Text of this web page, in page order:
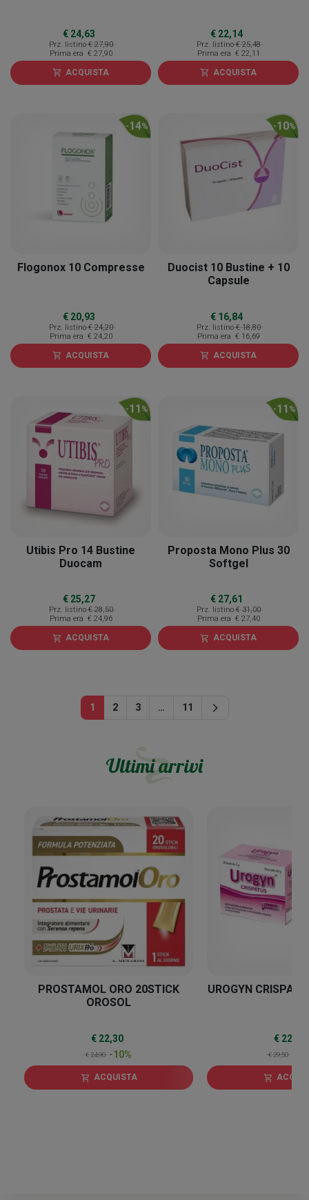
€ 24,63
Prz. listino € 27,90
Prima era € 27,90
shopping_cart ACQUISTA
€ 22,14
Prz. listino € 25,48
Prima era € 22,11
shopping_cart ACQUISTA
-14%
Flogonox 10 Compresse
€ 20,93
Prz. listino € 24,20
Prima era € 24,20
shopping_cart ACQUISTA
-10%
Duocist 10 Bustine + 10
Capsule
€ 16,84
Prz. listino € 18,80
Prima era € 16,69
shopping_cart ACQUISTA
-11 %
Utibis Pro 14 Bustine
Duocam
€ 25,27
Prz. listino € 28,50
Prima era € 24,96
shopping_cart ACQUISTA
-11 %
Proposta Mono Plus 30
Softgel
€ 27,61
Prz. listino € 31,00
Prima era € 27,40
shopping_cart ACQUISTA
1 2 3 … 11 arrow_forward_ios
Ultimi arrivi
10
%
PROSTAMOL ORO 20STICK
OROSOL
€ 22,30
€ 24,90 -10%
shopping_cart ACQUISTA
UROGYN
€ 22,56
€ 29,50
shopping_cart